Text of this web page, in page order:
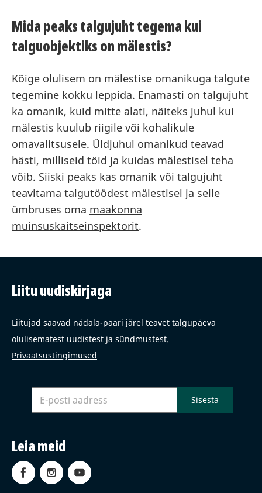
Mida peaks talgujuht tegema kui
talguobjektiks on mälestis?
Kõige olulisem on mälestise omanikuga talgute
tegemine kokku leppida. Enamasti on talgujuht
ka omanik, kuid mitte alati, näiteks juhul kui
mälestis kuulub riigile või kohalikule
omavalitsusele. Üldjuhul omanikud teavad
hästi, milliseid töid ja kuidas mälestisel teha
võib. Siiski peaks kas omanik või talgujuht
teavitama talgutöödest mälestisel ja selle
ümbruses oma maakonna
muinsuskaitseinspektorit.
Liitu uudiskirjaga
Liitujad saavad nädala-paari järel teavet talgupäeva
olulisematest uudistest ja sündmustest.
Privaatsustingimused
Leia meid